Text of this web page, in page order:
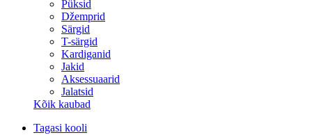
Püksid
Džemprid
Särgid
T-särgid
Kardiganid
Jakid
Aksessuaarid
Jalatsid
Kõik kaubad
Tagasi kooli